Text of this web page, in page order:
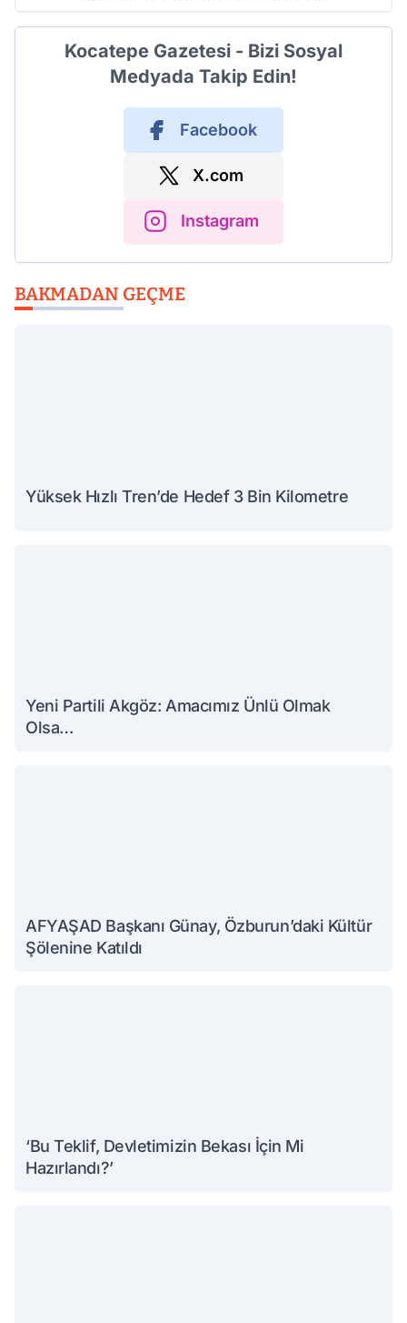
Kocatepe Gazetesi - Bizi Sosyal
Medyada Takip Edin!
Facebook
X.com
Instagram
BAKMADAN GEÇME
Yüksek Hızlı Tren’de Hedef 3 Bin Kilometre
Yeni Partili Akgöz: Amacımız Ünlü Olmak
Olsa…
AFYAŞAD Başkanı Günay, Özburun’daki Kültür
Şölenine Katıldı
‘Bu Teklif, Devletimizin Bekası İçin Mi
Hazırlandı?’